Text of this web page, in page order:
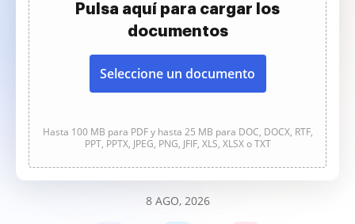
Pulsa aquí para cargar los
documentos
Seleccione un documento
Hasta 100 MB para PDF y hasta 25 MB para DOC, DOCX, RTF,
PPT, PPTX, JPEG, PNG, JFIF, XLS, XLSX o TXT
8 AGO, 2026